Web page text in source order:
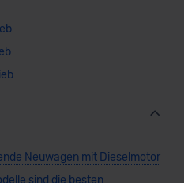
Neuwagen mit Dieselmotor